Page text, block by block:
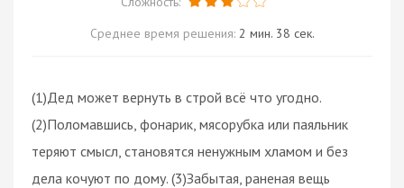
Среднее время решения: 2 мин. 38 сек.
(1)Дед может вернуть в строй всё что угодно.
(2)Поломавшись, фонарик, мясорубка или паяльник
теряют смысл, становятся ненужным хламом и без
дела кочуют по дому. (3)Забытая, раненая вещь